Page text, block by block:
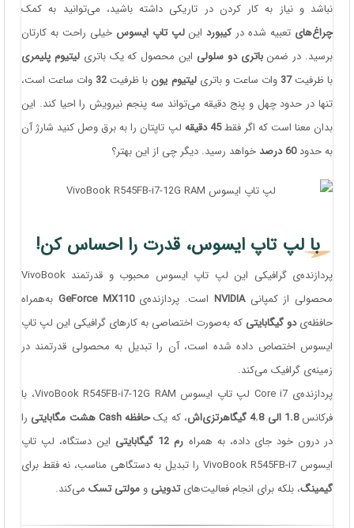
نباشد و نیاز به کار کردن در تاریکی داشته باشید، می‌توانید به کمک
چراغ‌های تعبیه شده درکیبورداینلپ تاپ ایسوس خیلی راحت به کارتان
برسید. در ضمنباتری دو سلولی این محصول که یک باتریلیتیوم پلیمری
با ظرفیت37 وات ساعت و باتریلیتیوم یون با ظرفیت 32 وات ساعت است،
تنها در حدود چهل و پنج دقیقه می‌تواند سه پنجم نیرویش را احیا کند. این
بدان معنا است که اگر فقط45 دقیقه
لپ تاپتان را به برق وصل کنید شارژ آن
به حدود60 درصد خواهد رسید. دیگر چی از این بهتر؟
با لپ تاپ ایسوس، قدرت را احساس کن!
پردازنده‌ی گرافیکی این لپ تاپ ایسوس محبوب و قدرتمند VivoBook
محصولی از کمپانیNVIDIA است. پردازنده‌یGeForce MX110 به‌همراه
حافظه‌یدو گیگابایتی که به‌صورت اختصاصی به کارهای گرافیکی این لپ‌ تاپ
ایسوس اختصاص داده شده است، آن را تبدیل به محصولی قدرتمند در
زمینه‌ی گرافیک می‌کند.
پردازنده‌ی Core i7 لپ تاپ ایسوس VivoBook R545FB-i7-12G RAM، با
فرکانس1.8 الی 4.8 گیگاهرتزی‌اش ، که یکحافظه Cash هشت مگابایتی را
در درون خود جای داده، به همراه رم 12 گیگابایتی
این دستگاه، لپ تاپ
ایسوس VivoBook R545FB-i7 را تبدیل به دستگاهی مناسب، نه فقط برای
گیمینگ، بلکه برای انجام فعالیت‌هایتدوینی و مولتی تسک می‌کند.